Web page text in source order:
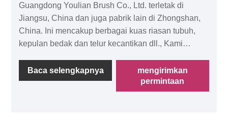
Guangdong Youlian Brush Co., Ltd. terletak di
Jiangsu, China dan juga pabrik lain di Zhongshan,
China. Ini mencakup berbagai kuas riasan tubuh,
kepulan bedak dan telur kecantikan dll., Kami
memberi tahu lebih banyak klien tentang kami. Kami
mendukung klien tidak hanya untuk OEM & ODM,
tetapi juga OBM dengan kreasi. Kuas concealer
Baca selengkapnya
mengirimkan
permintaan